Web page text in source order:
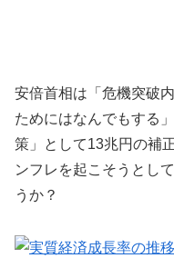
安倍首相は「危機突破
ためにはなんでもする
策」として13兆円の補
ンフレを起こそうとし
うか？